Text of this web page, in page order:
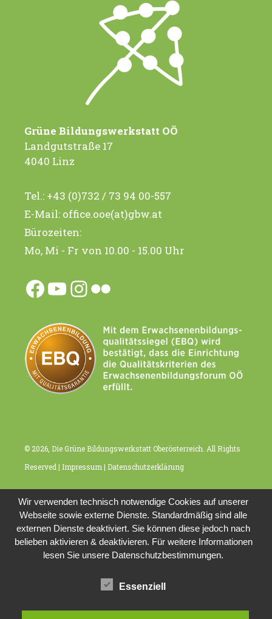
Grüne Bildungswerkstatt OÖ
Landgutstraße 17
4040 Linz
Tel.: +43 (0)732 / 73 94 00-557
E-Mail: office.ooe(at)gbw.at
Bürozeiten:
Mo, Mi - Fr von 10.00 - 15.00 Uhr
Facebook
YouTube
Instagram
Flickr
© 2026, Die Grüne Bildungswerkstatt Oberösterreich. All Rights
Reserved | Impressum | Datenschutzerklärung
Wir verwenden technisch notwendige Cookies auf unserer
Webseite sowie externe Dienste. Standardmäßig sind alle
externen Dienste deaktiviert. Sie können diese jedoch nach
belieben aktivieren & deaktivieren. Für weitere Informationen
lesen Sie unsere Datenschutzbestimmungen.
Essenziell